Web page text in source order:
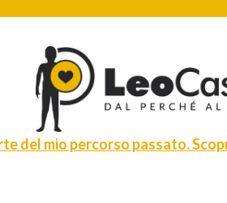
del mio percorso passato.